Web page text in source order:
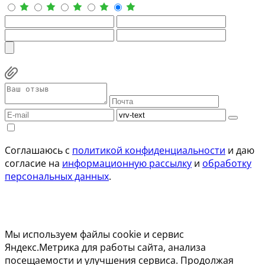
Соглашаюсь с политикой конфиденциальности и даю
согласие на информационную рассылку и обработку
персональных данных.
Мы используем файлы cookie и сервис
Яндекс.Метрика для работы сайта, анализа
посещаемости и улучшения сервиса. Продолжая